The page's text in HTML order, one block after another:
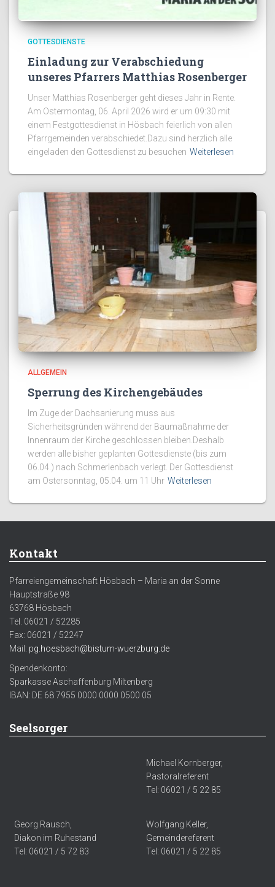
GOTTESDIENSTE
Einladung zur Verabschiedung
unseres Pfarrers Matthias Rosenberger
Unser Matthias Rosenberger geht dieses Jahr in Rente.
Am Ostermontag, 06. April 2026 wird er um 09:30 mit
einem Festgottesdienst in Hösbach feierlich von allen
Pfarrgemeinden verabschiedet.Dazu sind herzlich alle
eingeladen den Gottesdienst zu besuchen Weiterlesen
ALLGEMEIN
Sperrung des Kirchengebäudes
Im Zuge der Dachsanierung muss aus
Sicherheitsgründen während der Baumaßnahme der
Innenraum der Kirche geschlossen bleiben.Deshalb
werden alle bisher geplanten Gottesdienste (bis zum
06.04.) nach Schmerlenbach verlegt. Der Gottesdienst
am Ostersonntag, 05.04. um 11 Uhr Weiterlesen
Kontakt
Pfarreiengemeinschaft Hösbach – Maria an der Sonne
Hauptstraße 98
63768 Hösbach
Tel. 06021 / 52285
Fax: 06021 / 52247
Mail: pg.hoesbach@bistum-wuerzburg.de
Spendenkonto:
Sparkasse Aschaffenburg Miltenberg
IBAN: DE 68 7955 0000 0000 0500 05
Seelsorger
Michael Kornberger,
Pastoralreferent
Tel: 06021 / 5 22 85
Georg Rausch,
Diakon im Ruhestand
Tel: 06021 / 5 72 83
Wolfgang Keller,
Gemeindereferent
Tel: 06021 / 5 22 85